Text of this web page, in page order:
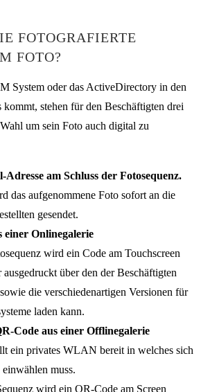
FOTOGRAFIERTE
FOTO?
System oder das ActiveDirectory in den
kommt, stehen für den Beschäftigten drei
um sein Foto auch digital zu
am Schluss der Fotosequenz.
das aufgenommene Foto sofort an die
gesendet.
einer Onlinegalerie
wird ein Code am Touchscreen
ausgedruckt über den der Beschäftigten
die verschiedenartigen Versionen für
laden kann.
Code aus einer Offlinegalerie
ein privates WLAN bereit in welches sich
muss.
wird ein QR-Code am Screen